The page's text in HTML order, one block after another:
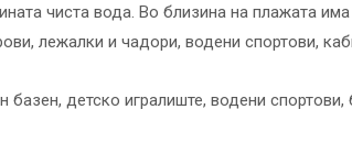
чиста вода. Во близина на плажата
лежалки и чадори, водени спортови,
детско игралиште, водени спортови,